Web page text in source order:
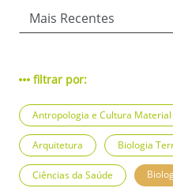
filtrar por:
Antropologia e Cultura Material
Arquitetura Biologia
Ciências da Saúde